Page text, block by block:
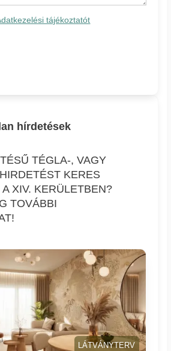
tájékoztatót
hírdetések
TÉGLA-, VAGY
KERES
XIV. KERÜLETBEN?
TOVÁBBI
LÁTVÁNYTERV